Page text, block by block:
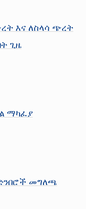
እና ለስላሳ ጭረት
ጊዜ
ማካፈያ
መግለጫ